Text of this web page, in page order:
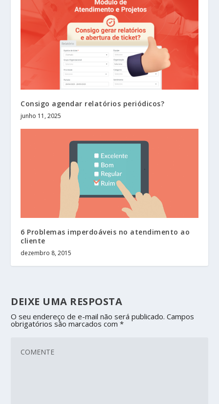
Consigo agendar relatórios periódicos?
junho 11, 2025
6 Problemas imperdoáveis no atendimento ao
cliente
dezembro 8, 2015
DEIXE UMA RESPOSTA
O seu endereço de e-mail não será publicado. Campos
obrigatórios são marcados com*